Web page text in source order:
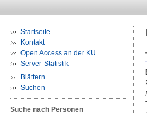
Startseite
Kontakt
Open Access an der KU
Server-Statistik
Blättern
Suchen
Suche nach Personen